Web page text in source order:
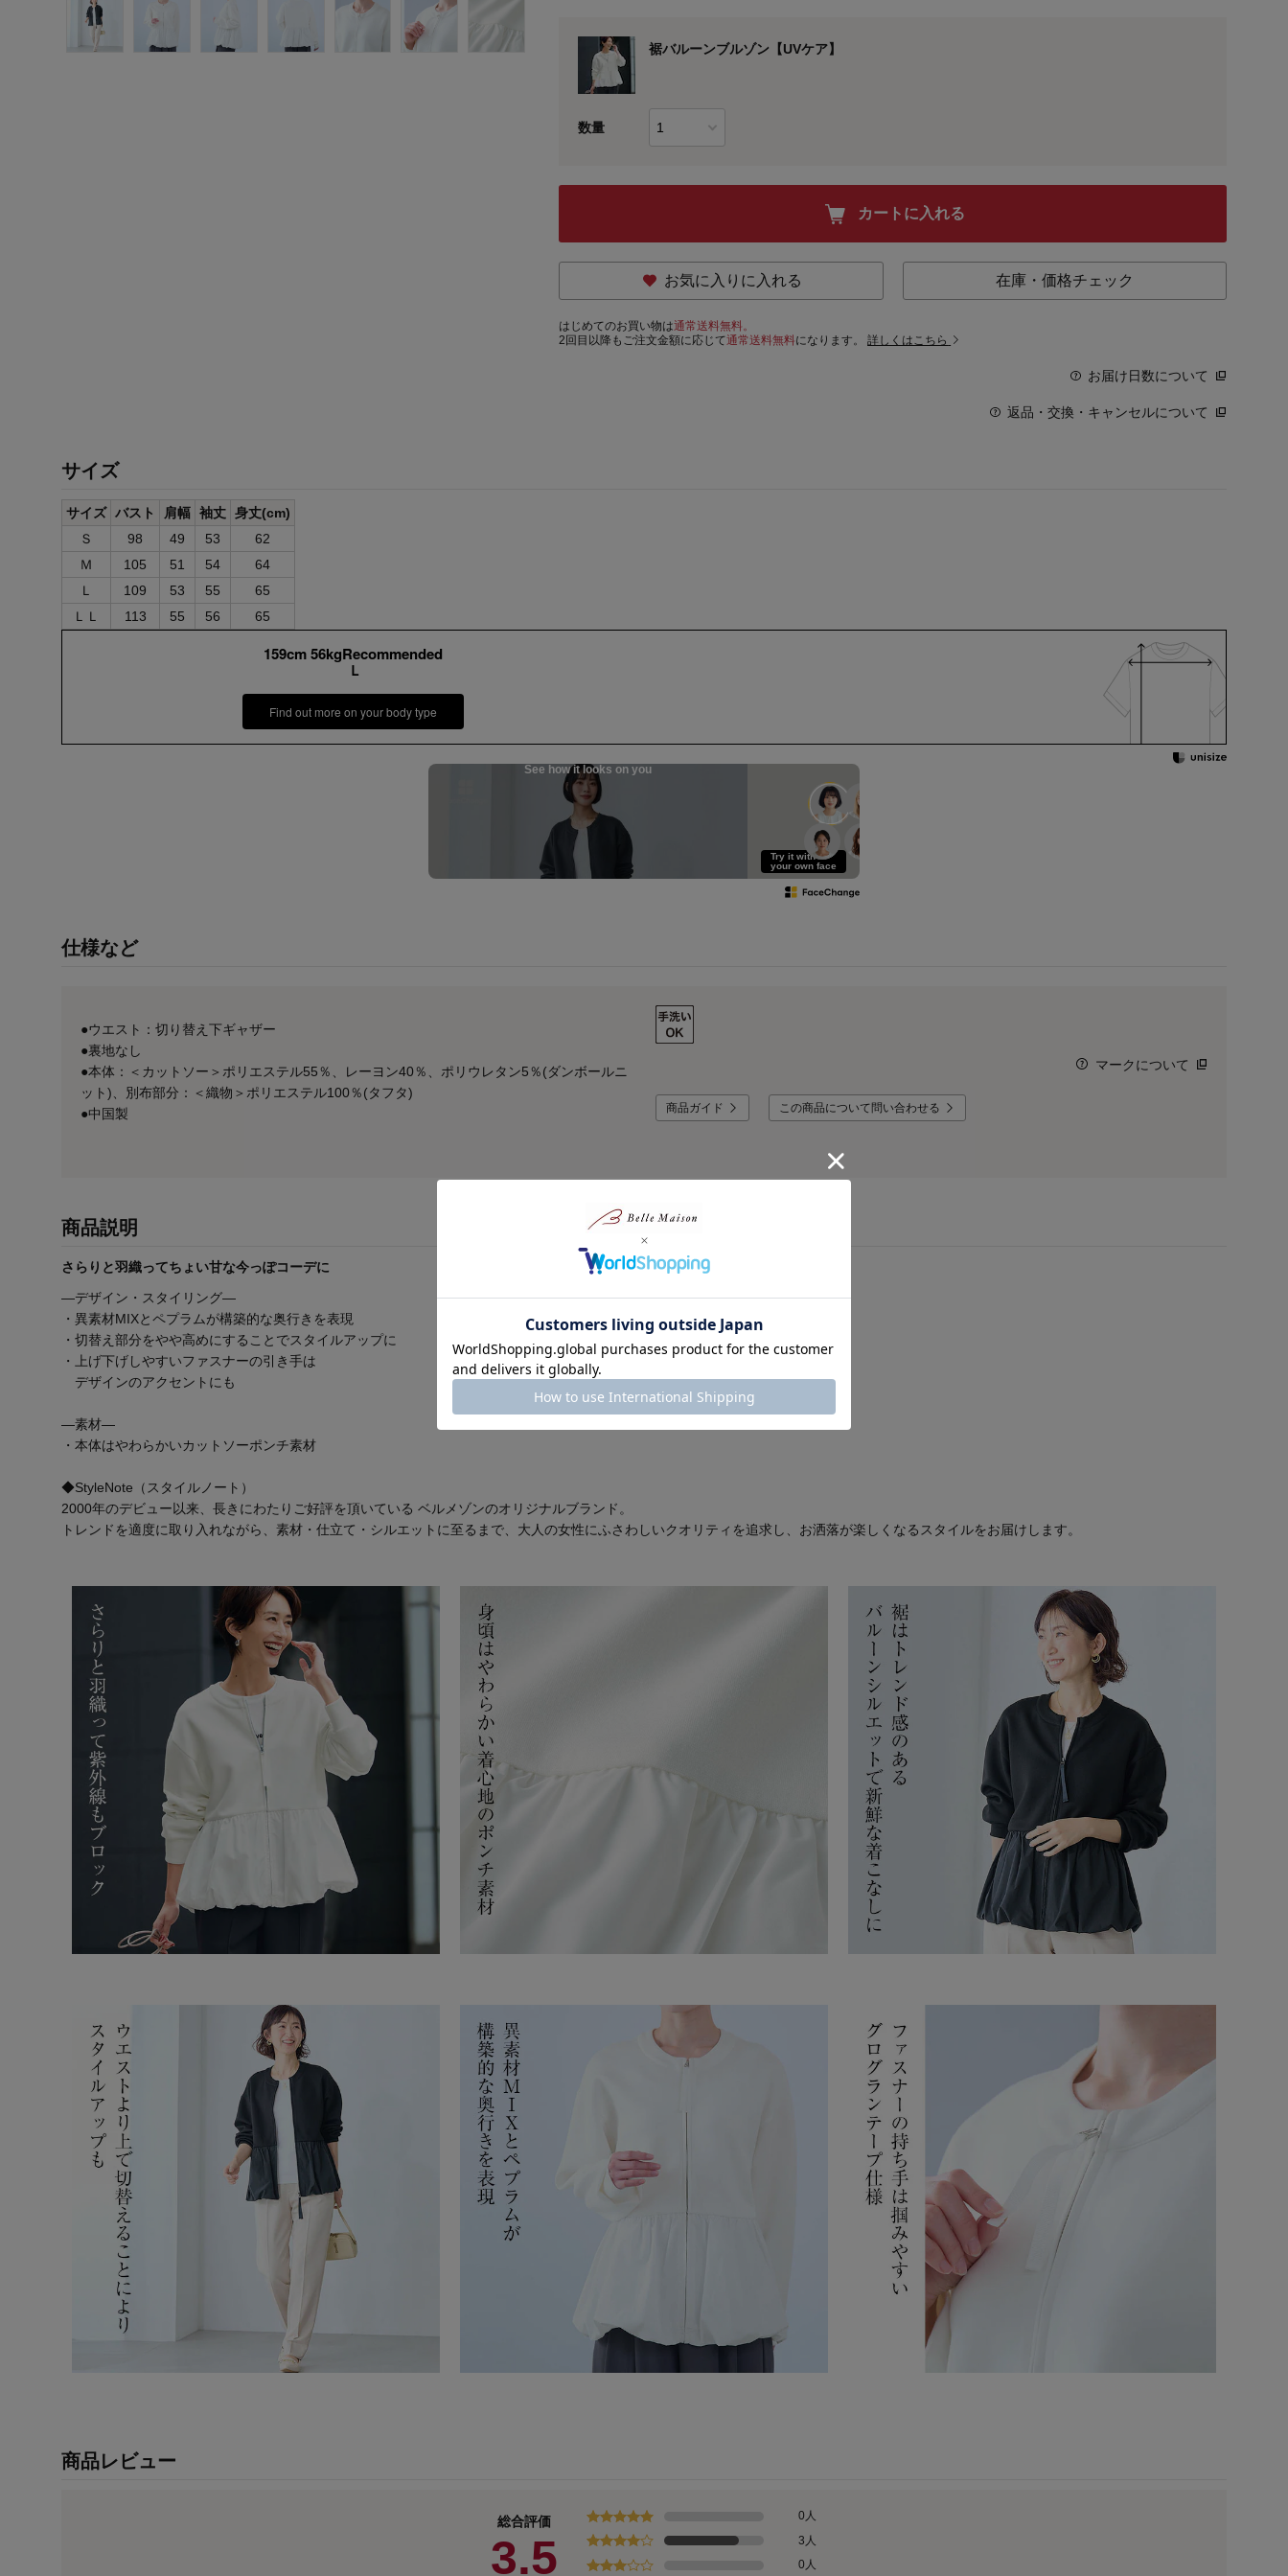
裾バルーンブルゾン【UVケア】
数量
カートに入れる
お気に入りに入れる 在庫・価格チェック
はじめてのお買い物は通常送料無料。
2回目以降もご注文金額に応じて通常送料無料になります。詳しくはこちら
お届け日数について
返品・交換・キャンセルについて
サイズ
サイズ バスト 肩幅 袖丈 身丈(cm)
Ｓ
98 49 53
62
Ｍ
105 51 54
64
Ｌ
109 53 55
65
ＬＬ
113 55 56 65
159cm 56kgRecommended
Ｌ
Find out more on your body type
See how it looks on you
Try it with
your own face
仕様など
●ウエスト：切り替え下ギャザー
●裏地なし
●本体：＜カットソー＞ポリエステル55％、レーヨン40％、ポリウレタン5％(ダンボールニ
ット)、別布部分：＜織物＞ポリエステル100％(タフタ)
●中国製
マークについて
商品ガイド この商品について問い合わせる
商品説明
さらりと羽織ってちょい甘な今っぽコーデに
―デザイン・スタイリング―
・異素材MIXとペプラムが構築的な奥行きを表現
・切替え部分をやや高めにすることでスタイルアップに
・上げ下げしやすいファスナーの引き手は
デザインのアクセントにも
―素材―
・本体はやわらかいカットソーポンチ素材
◆StyleNote（スタイルノート）
2000年のデビュー以来、長きにわたりご好評を頂いている ベルメゾンのオリジナルブランド。
トレンドを適度に取り入れながら、素材・仕立て・シルエットに至るまで、大人の女性にふさわしいクオリティを追求し、お洒落が楽しくなるスタイルをお届けします。
商品レビュー
総合評価
3.5
0人
3人
0人